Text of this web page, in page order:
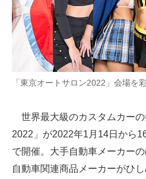
好きが集まる 比べて選べる
ビジネスと働き方のヒント
AI活用のいまが分かる
経営リーダーのコミュニティ
マーケ×ITの今がよく分かる
ITエンジニア向け専門サイト
「東京オートサロン2022」会場を
世界最大級のカスタムカー
2022」が2022年1月14日から
で開催。大手自動車メーカー
自動車関連商品メーカーがひ